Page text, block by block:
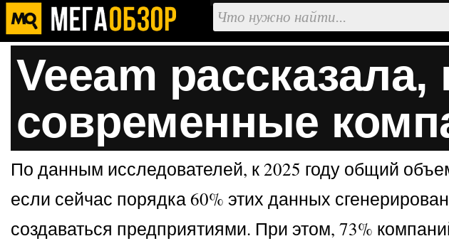
Veeam
современные
По данным исследователей, к 2025 году общий
если сейчас порядка 60% этих данных
создаваться предприятиями. При этом, 73%